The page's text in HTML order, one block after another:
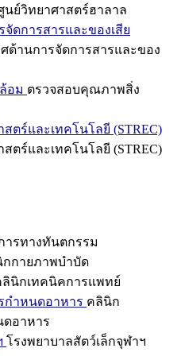
นย์วิทยาศาสตร์ฮาลาล
ดการสารและของเสีย
ด้านการจัดการสารและของ
อม ตรวจสอบคุณภาพสิ่ง
ตร์และเทคโนโลยี (STREC)
ตร์และเทคโนโลยี (STREC)
ารทางทันตกรรม
กายภาพบำบัด
ลินิกเทคนิคการแพทย์
กำหนดอาหาร คลินิก
อาหาร
โรงพยาบาลสัตว์เล็กจุฬาฯ